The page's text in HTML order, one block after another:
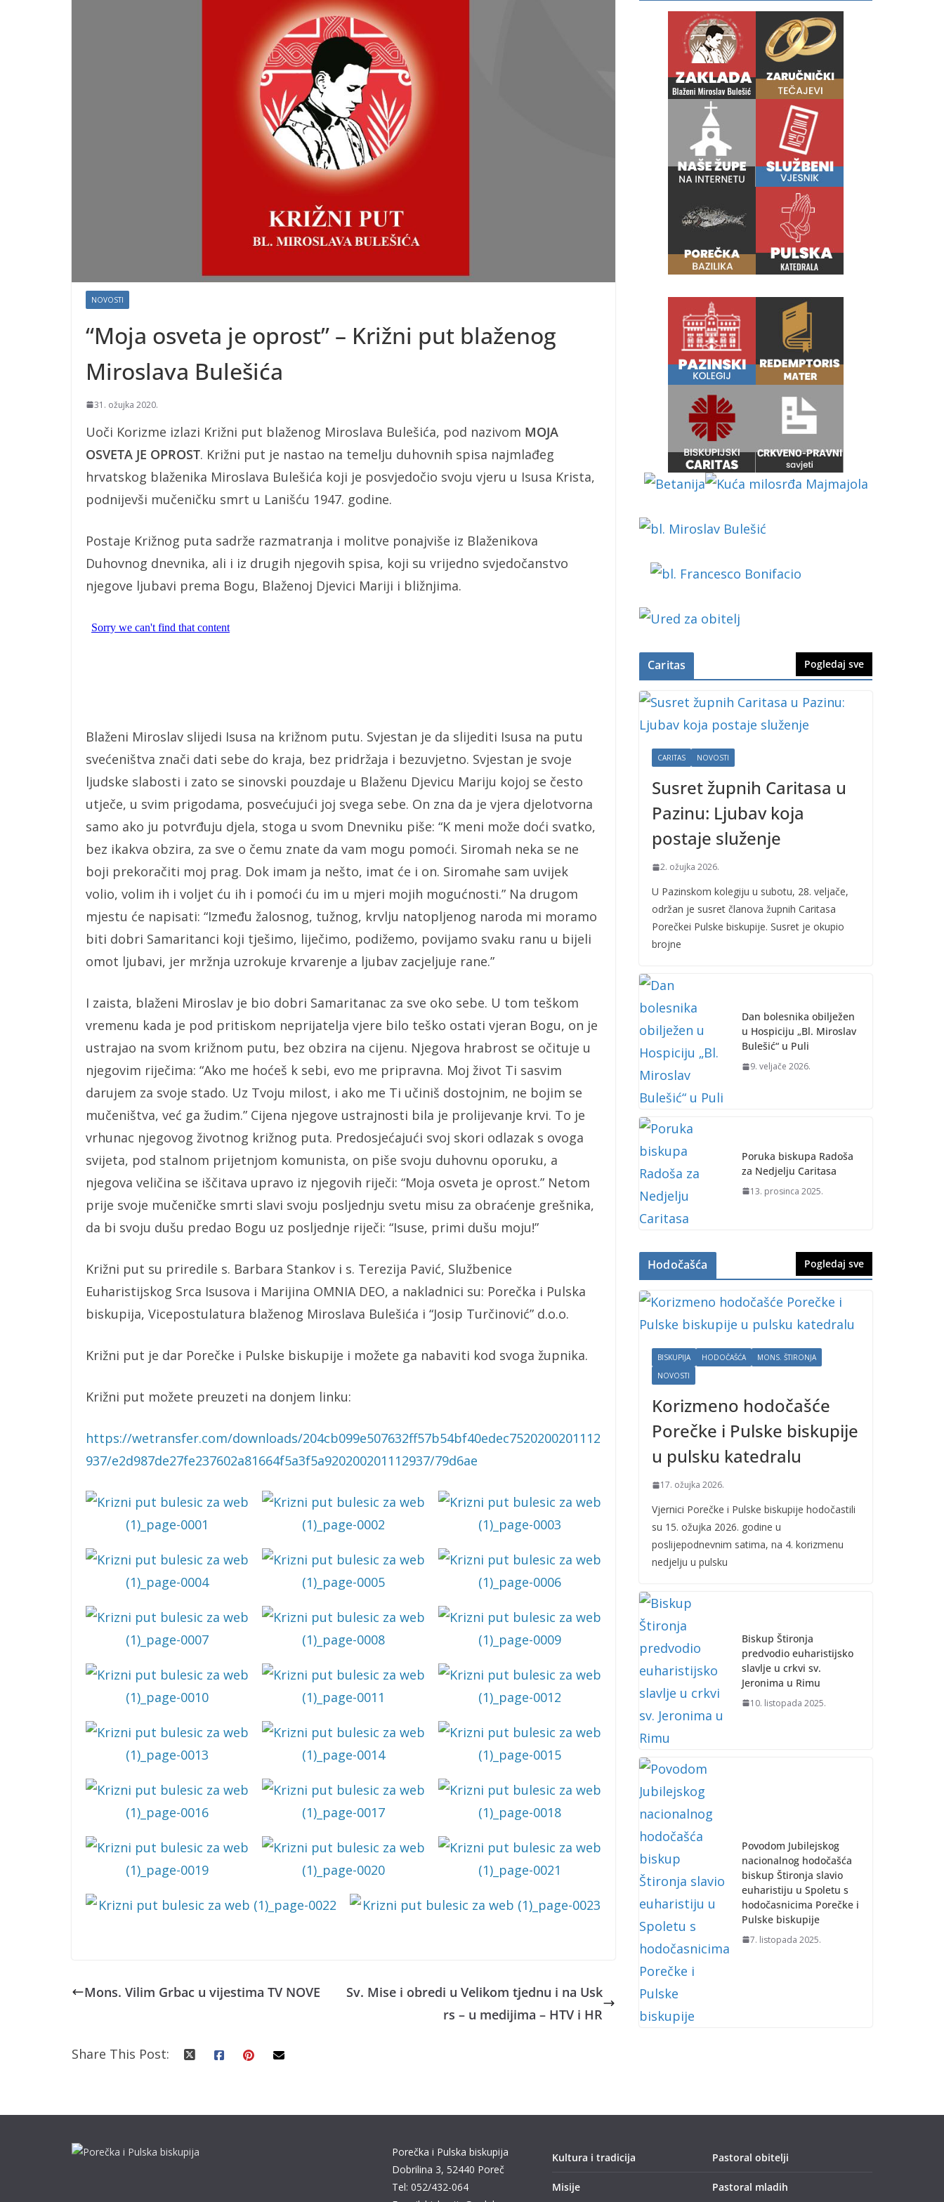
NOVOSTI
“Moja osveta je oprost” – Križni put blaženog
Miroslava Bulešića
31. ožujka 2020.
Uoči Korizme izlazi Križni put blaženog Miroslava Bulešića, pod nazivom MOJA
OSVETA JE OPROST. Križni put je nastao na temelju duhovnih spisa najmlađeg
hrvatskog blaženika Miroslava Bulešića koji je posvjedočio svoju vjeru u Isusa Krista,
podnijevši mučeničku smrt u Lanišću 1947. godine.
Postaje Križnog puta sadrže razmatranja i molitve ponajviše iz Blaženikova
Duhovnog dnevnika, ali i iz drugih njegovih spisa, koji su vrijedno svjedočanstvo
njegove ljubavi prema Bogu, Blaženoj Djevici Mariji i bližnjima.
Blaženi Miroslav slijedi Isusa na križnom putu. Svjestan je da slijediti Isusa na putu
svećeništva znači dati sebe do kraja, bez pridržaja i bezuvjetno. Svjestan je svoje
ljudske slabosti i zato se sinovski pouzdaje u Blaženu Djevicu Mariju kojoj se često
utječe, u svim prigodama, posvećujući joj svega sebe. On zna da je vjera djelotvorna
samo ako ju potvrđuju djela, stoga u svom Dnevniku piše: “K meni može doći svatko,
bez ikakva obzira, za sve o čemu znate da vam mogu pomoći. Siromah neka se ne
boji prekoračiti moj prag. Dok imam ja nešto, imat će i on. Siromahe sam uvijek
volio, volim ih i voljet ću ih i pomoći ću im u mjeri mojih mogućnosti.” Na drugom
mjestu će napisati: “Između žalosnog, tužnog, krvlju natopljenog naroda mi moramo
biti dobri Samaritanci koji tješimo, liječimo, podižemo, povijamo svaku ranu u bijeli
omot ljubavi, jer mržnja uzrokuje krvarenje a ljubav zacjeljuje rane.”
I zaista, blaženi Miroslav je bio dobri Samaritanac za sve oko sebe. U tom teškom
vremenu kada je pod pritiskom neprijatelja vjere bilo teško ostati vjeran Bogu, on je
ustrajao na svom križnom putu, bez obzira na cijenu. Njegova hrabrost se očituje u
njegovim riječima: “Ako me hoćeš k sebi, evo me pripravna. Moj život Ti sasvim
darujem za svoje stado. Uz Tvoju milost, i ako me Ti učiniš dostojnim, ne bojim se
mučeništva, već ga žudim.” Cijena njegove ustrajnosti bila je prolijevanje krvi. To je
vrhunac njegovog životnog križnog puta. Predosjećajući svoj skori odlazak s ovoga
svijeta, pod stalnom prijetnjom komunista, on piše svoju duhovnu oporuku, a
njegova veličina se iščitava upravo iz njegovih riječi: “Moja osveta je oprost.” Netom
prije svoje mučeničke smrti slavi svoju posljednju svetu misu za obraćenje grešnika,
da bi svoju dušu predao Bogu uz posljednje riječi: “Isuse, primi dušu moju!”
Križni put su priredile s. Barbara Stankov i s. Terezija Pavić, Službenice
Euharistijskog Srca Isusova i Marijina OMNIA DEO, a nakladnici su: Porečka i Pulska
biskupija, Vicepostulatura blaženog Miroslava Bulešića i “Josip Turčinović” d.o.o.
Križni put je dar Porečke i Pulske biskupije i možete ga nabaviti kod svoga župnika.
Križni put možete preuzeti na donjem linku:
https://wetransfer.com/downloads/204cb099e507632ff57b54bf40edec7520200201112
937/e2d987de27fe237602a81664f5a3f5a920200201112937/79d6ae
Mons. Vilim Grbac u vijestima TV NOVE
Sv. Mise i obredi u Velikom tjednu i na Usk
rs – u medijima – HTV i HR
Share This Post:
Caritas Pogledaj sve
CARITAS NOVOSTI
Susret župnih Caritasa u
Pazinu: Ljubav koja
postaje služenje
2. ožujka 2026.
U Pazinskom kolegiju u subotu, 28. veljače,
održan je susret članova župnih Caritasa
Porečkei Pulske biskupije. Susret je okupio
brojne
Dan bolesnika obilježen
u Hospiciju „Bl. Miroslav
Bulešić“ u Puli
9. veljače 2026.
Poruka biskupa Radoša
za Nedjelju Caritasa
13. prosinca 2025.
Hodočašća Pogledaj sve
BISKUPIJA HODOČAŠĆA
MONS. ŠTIRONJA
NOVOSTI
Korizmeno hodočašće
Porečke i Pulske biskupije
u pulsku katedralu
17. ožujka 2026.
Vjernici Porečke i Pulske biskupije hodočastili
su 15. ožujka 2026. godine u
poslijepodnevnim satima, na 4. korizmenu
nedjelju u pulsku
Biskup Štironja
predvodio euharistijsko
slavlje u crkvi sv.
Jeronima u Rimu
10. listopada 2025.
Povodom Jubilejskog
nacionalnog hodočašća
biskup Štironja slavio
euharistiju u Spoletu s
hodočasnicima Porečke i
Pulske biskupije
7. listopada 2025.
Porečka i Pulska biskupija
Dobrilina 3, 52440 Poreč
Tel: 052/432-064
Kultura i tradicija
Misije
Pastoral obitelji
Pastoral mladih